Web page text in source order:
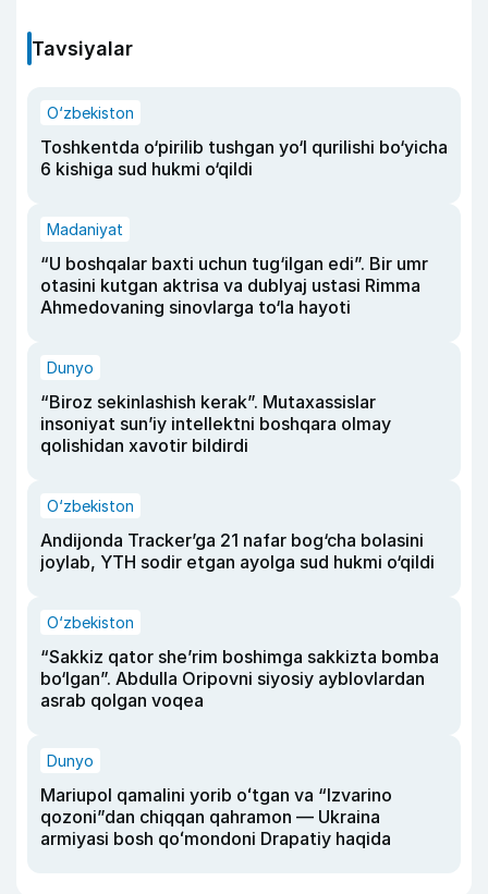
Tavsiyalar
O‘zbekiston
Toshkentda o‘pirilib tushgan yo‘l qurilishi bo‘yicha
6 kishiga sud hukmi o‘qildi
Madaniyat
“U boshqalar baxti uchun tug‘ilgan edi”. Bir umr
otasini kutgan aktrisa va dublyaj ustasi Rimma
Ahmedovaning sinovlarga to‘la hayoti
Dunyo
“Biroz sekinlashish kerak”. Mutaxassislar
insoniyat sun’iy intellektni boshqara olmay
qolishidan xavotir bildirdi
O‘zbekiston
Andijonda Tracker’ga 21 nafar bog‘cha bolasini
joylab, YTH sodir etgan ayolga sud hukmi o‘qildi
O‘zbekiston
“Sakkiz qator she’rim boshimga sakkizta bomba
bo‘lgan”. Abdulla Oripovni siyosiy ayblovlardan
asrab qolgan voqea
Dunyo
Mariupol qamalini yorib oʻtgan va “Izvarino
qozoni”dan chiqqan qahramon — Ukraina
armiyasi bosh qoʻmondoni Drapatiy haqida